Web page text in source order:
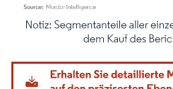
Bild © Mordor Intelligence.